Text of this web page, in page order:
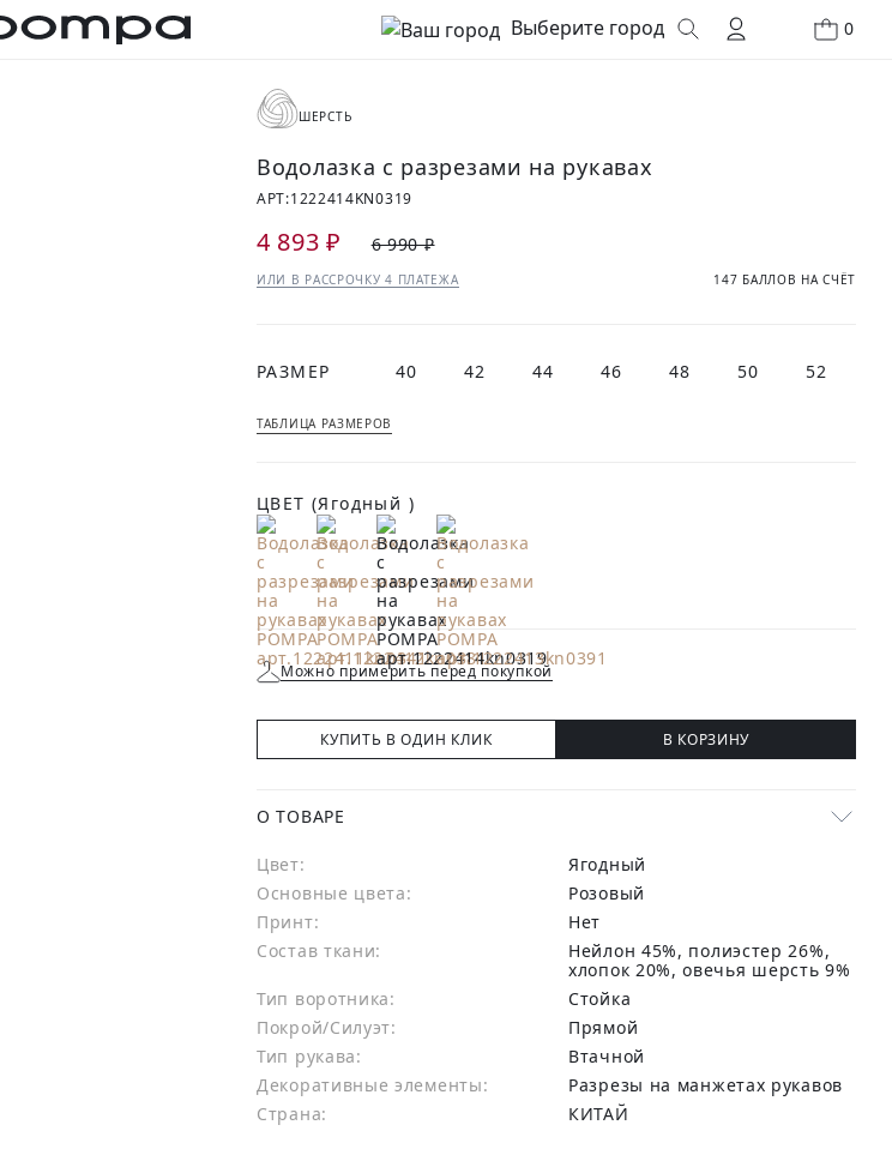
Выберите город 0
ШЕРСТЬ
Водолазка с разрезами на рукавах
АРТ:1222414KN0319
4 893 ₽ 6 990 ₽
ИЛИ В РАССРОЧКУ 4 ПЛАТЕЖА 147 БАЛЛОВ НА СЧЁТ
РАЗМЕР 40 42 44 46 48 50 52
ТАБЛИЦА РАЗМЕРОВ
ЦВЕТ (Ягодный )
Можно примерить перед покупкой
КУПИТЬ В ОДИН КЛИК В КОРЗИНУ
О ТОВАРЕ
Цвет:
Ягодный
Основные цвета:
розовый
Принт:
Нет
Состав ткани:
нейлон 45%, полиэстер 26%,
хлопок 20%, овечья шерсть 9%
Тип воротника:
Стойка
Покрой/Силуэт:
Прямой
Тип рукава:
Втачной
Декоративные элементы:
Разрезы на манжетах рукавов
Страна:
КИТАЙ